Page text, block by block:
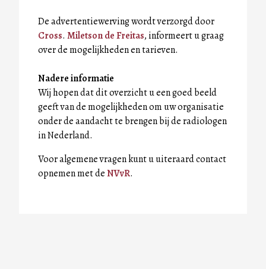
De advertentiewerving wordt verzorgd door
Cross. Miletson de Freitas, informeert u graag
over de mogelijkheden en tarieven.
Nadere informatie
Wij hopen dat dit overzicht u een goed beeld
geeft van de mogelijkheden om uw organisatie
onder de aandacht te brengen bij de radiologen
in Nederland.
Voor algemene vragen kunt u uiteraard contact
opnemen met deNVvR.